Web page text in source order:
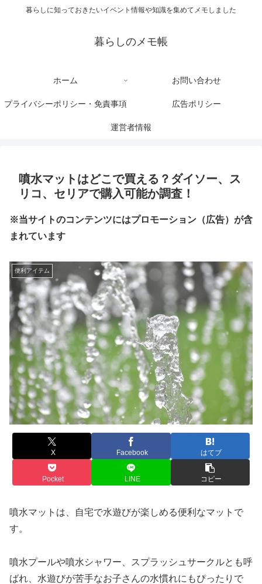
暮らしに知っておきたいイベント情報や知識を集めてメモしました
暮らしのメモ帳
ホーム お問い合わせ
プライバシーポリシー・免責事項 広告ポリシー
運営者情報
噴水マットはどこで買える？ダイソー、ス
リコ、セリアで購入可能か調査！
※当サイトのコンテンツにはプロモーション（広告）が含
まれています
便利アイテム
X Facebook はてブ
Pocket LINE コピー
噴水マットは、自宅で水遊びが楽しめる便利なマットで
す。
噴水プールや噴水シャワー、スプラッシュサークルとも呼
ばれ、水遊びが苦手なお子さんの水慣れにもぴったりで